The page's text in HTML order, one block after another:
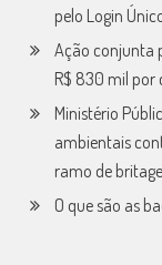
pelo Login
Ação conjunta
R$ 830 mil por
Ministério
ambientais
ramo de
O que são as